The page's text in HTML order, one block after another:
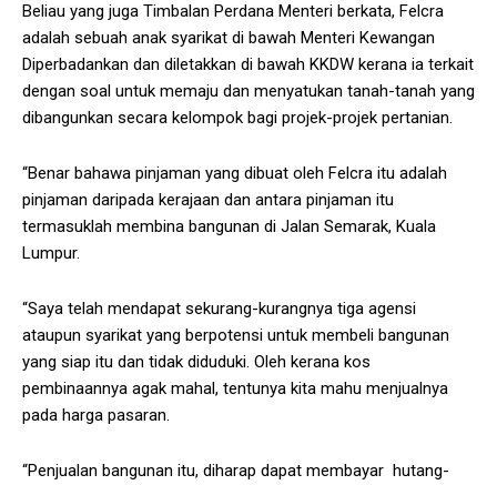
Beliau yang juga Timbalan Perdana Menteri berkata, Felcra
adalah sebuah anak syarikat di bawah Menteri Kewangan
Diperbadankan dan diletakkan di bawah KKDW kerana ia terkait
dengan soal untuk memaju dan menyatukan tanah-tanah yang
dibangunkan secara kelompok bagi projek-projek pertanian.
“Benar bahawa pinjaman yang dibuat oleh Felcra itu adalah
pinjaman daripada kerajaan dan antara pinjaman itu
termasuklah membina bangunan di Jalan Semarak, Kuala
Lumpur.
“Saya telah mendapat sekurang-kurangnya tiga agensi
ataupun syarikat yang berpotensi untuk membeli bangunan
yang siap itu dan tidak diduduki. Oleh kerana kos
pembinaannya agak mahal, tentunya kita mahu menjualnya
pada harga pasaran.
“Penjualan bangunan itu, diharap dapat membayar hutang-